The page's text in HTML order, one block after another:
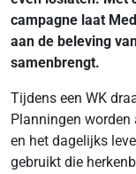
campagne laat
aan de beleving
samenbrengt.
Tijdens een WK
Planningen worden
en het dagelijks
gebruikt die